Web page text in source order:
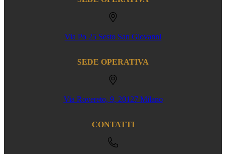
Via Po 25 Sesto San Giovanni
SEDE OPERATIVA
Via Rovereto, 9, 20127 Milano
CONTATTI